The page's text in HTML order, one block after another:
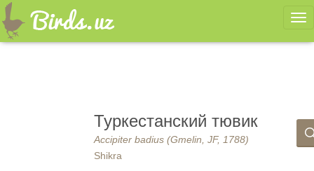
Туркестанский тювик
Accipiter badius (Gmelin, JF, 1788)
Shikra